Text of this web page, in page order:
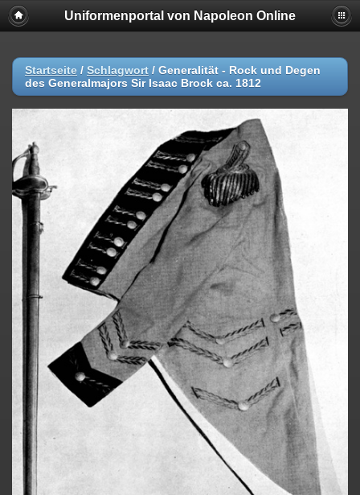
Uniformenportal von Napoleon Online
Startseite / Schlagwort / Generalität - Rock und Degen
des Generalmajors Sir Isaac Brock ca. 1812